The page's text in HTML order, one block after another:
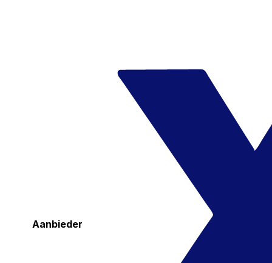
Aanbieder